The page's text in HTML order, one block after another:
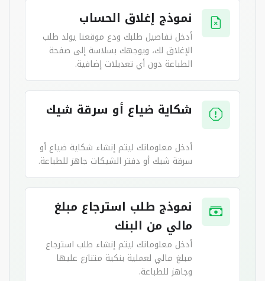
نموذج إغلاق الحساب
أدخل تفاصيل طلبك ودع موقعنا يولد طلب
الإغلاق لك، ويوجهك بسلاسة إلى صفحة
الطباعة دون أي تعديلات إضافية.
شكاية ضياع أو سرقة شيك
أدخل معلوماتك ليتم إنشاء شكاية ضياع أو
سرقة شيك أو دفتر الشيكات جاهز للطباعة.
نموذج طلب استرجاع مبلغ
مالي من البنك
أدخل معلوماتك ليتم إنشاء طلب استرجاع
مبلغ مالي لعملية بنكية متنازع عليها
وجاهز للطباعة.